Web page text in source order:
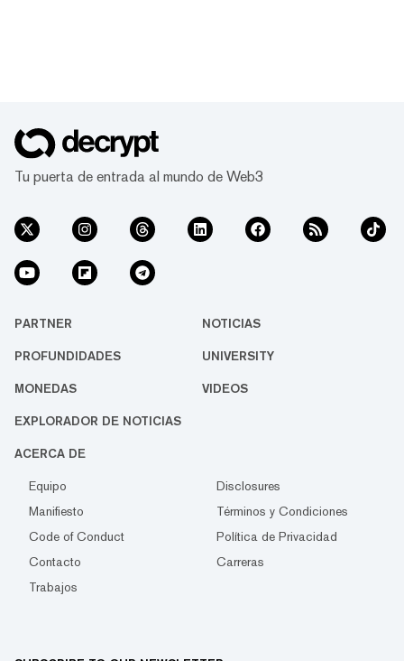
Tu puerta de entrada al mundo de Web3
PARTNER NOTICIAS
PROFUNDIDADES UNIVERSITY
MONEDAS VIDEOS
EXPLORADOR DE NOTICIAS
ACERCA DE
Equipo
Disclosures
Manifiesto
Términos y Condiciones
Code of Conduct
Política de Privacidad
Contacto
Carreras
Trabajos